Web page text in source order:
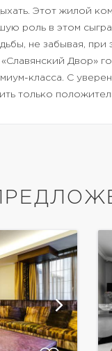
Этот жилой
роль в этом
не забывая,
Двор»
класса. С
только